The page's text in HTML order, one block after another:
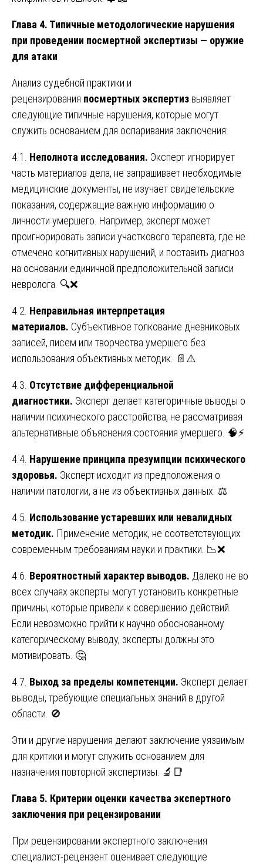
Глава 4. Типичные методологические нарушения
при проведении посмертной экспертизы — оружие
для атаки
Анализ судебной практики и
рецензирования посмертных экспертиз выявляет
следующие типичные нарушения, которые могут
служить основанием для оспаривания заключения:
4.1. Неполнота исследования. Эксперт игнорирует
часть материалов дела, не запрашивает необходимые
медицинские документы, не изучает свидетельские
показания, содержащие важную информацию о
личности умершего. Например, эксперт может
проигнорировать записи участкового терапевта, где не
отмечено когнитивных нарушений, и поставить диагноз
на основании единичной предположительной записи
невролога. 🔍❌
4.2. Неправильная интерпретация
материалов. Субъективное толкование дневниковых
записей, писем или творчества умершего без
использования объективных методик. 📄⚠️
4.3. Отсутствие дифференциальной
диагностики. Эксперт делает категоричные выводы о
наличии психического расстройства, не рассматривая
альтернативные объяснения состояния умершего. 🧠⚡
4.4. Нарушение принципа презумпции психического
здоровья. Эксперт исходит из предположения о
наличии патологии, а не из объективных данных. ⚖️
4.5. Использование устаревших или невалидных
методик. Применение методик, не соответствующих
современным требованиям науки и практики. 📉❌
4.6. Вероятностный характер выводов. Далеко не во
всех случаях эксперты могут установить конкретные
причины, которые привели к совершению действий.
Если невозможно прийти к научно обоснованному
категорическому выводу, эксперты должны это
мотивировать. 🤔
4.7. Выход за пределы компетенции. Эксперт делает
выводы, требующие специальных знаний в другой
области. 🚫
Эти и другие нарушения делают заключение уязвимым
для критики и могут служить основанием для
назначения повторной экспертизы. 🔬📑
Глава 5. Критерии оценки качества экспертного
заключения при рецензировании
При рецензировании экспертного заключения
специалист-рецензент оценивает следующие